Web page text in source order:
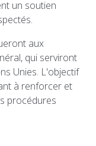
un soutien
aux
qui serviront
Unies. L'objectif
à renforcer et
procédures